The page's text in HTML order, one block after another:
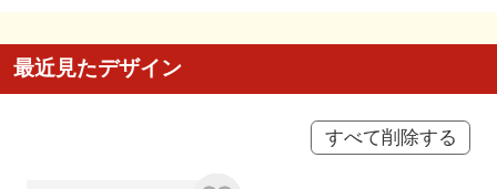
最近見たデザイン
すべて削除する